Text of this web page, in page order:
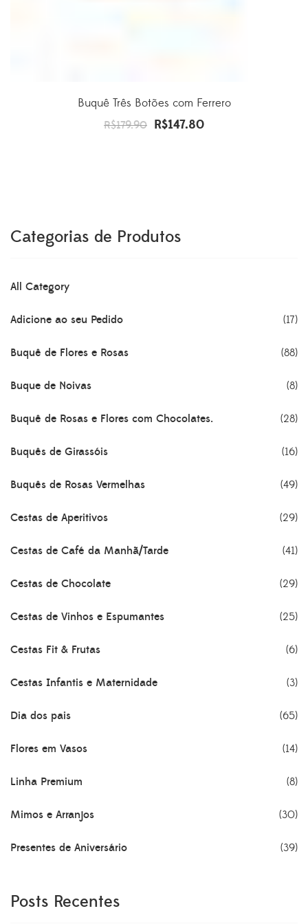
Buquê Três Botões com Ferrero
R$179.90 O
R$147.80O
Categorias de Produtos
All Category
Adicione ao seu Pedido (17)
Buquê de Flores e Rosas (88)
Buque de Noivas (8)
Buquê de Rosas e Flores com Chocolates. (28)
Buquês de Girassóis (16)
Buquês de Rosas Vermelhas (49)
Cestas de Aperitivos (29)
Cestas de Café da Manhã/Tarde (41)
Cestas de Chocolate (29)
Cestas de Vinhos e Espumantes (25)
Cestas Fit & Frutas (6)
Cestas Infantis e Maternidade (3)
Dia dos pais (65)
Flores em Vasos (14)
Linha Premium (8)
Mimos e Arranjos (30)
Presentes de Aniversário (39)
Posts Recentes